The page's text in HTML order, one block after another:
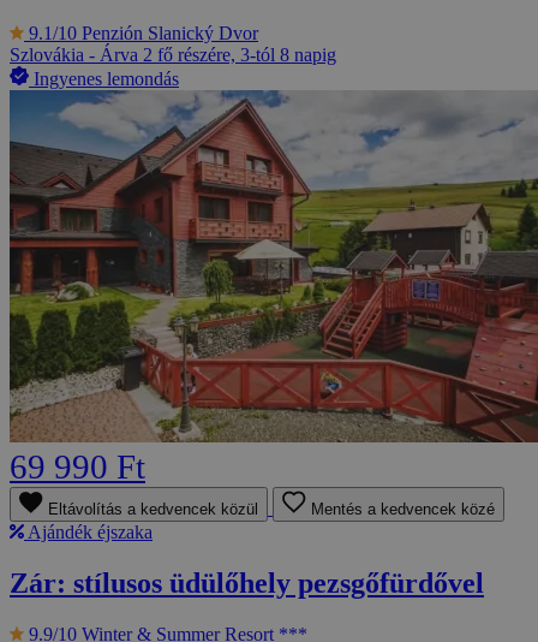
9.1/10 Penzión Slanický Dvor
Szlovákia - Árva 2 fő részére, 3-tól 8 napig
Ingyenes lemondás
69 990 Ft
Eltávolítás a kedvencek közül Mentés a kedvencek közé
Ajándék éjszaka
Zár: stílusos üdülőhely pezsgőfürdővel
9.9/10 Winter & Summer Resort ***